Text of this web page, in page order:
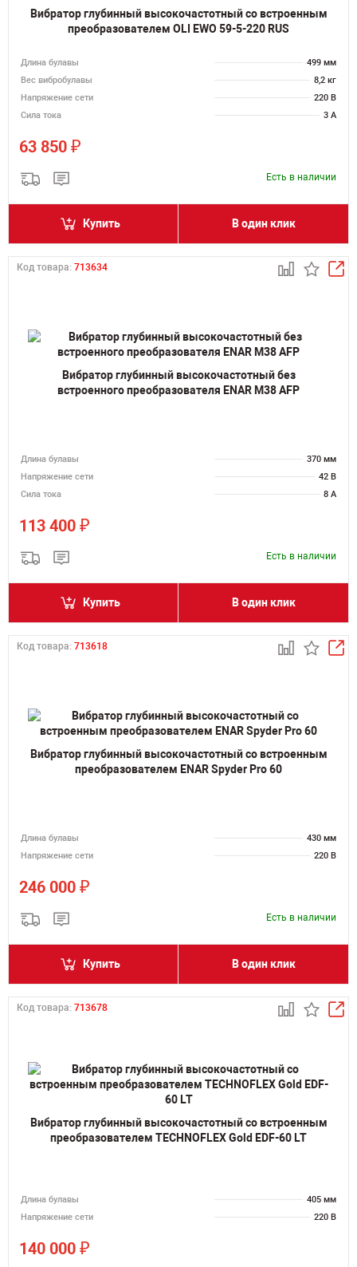
Вибратор глубинный высокочастотный со встроенным
преобразователем OLI EWO 59-5-220 RUS
Длина булавы
499 мм
Вес вибробулавы
8,2 кг
Напряжение сети
220 В
Сила тока
3 А
63 850 ₽
Есть в наличии
Купить В один клик
Код товара: 713634
Вибратор глубинный высокочастотный без
встроенного преобразователя ENAR M38 AFP
Длина булавы
370 мм
Напряжение сети
42 В
Сила тока
8 А
113 400 ₽
Есть в наличии
Купить В один клик
Код товара: 713618
Вибратор глубинный высокочастотный со встроенным
преобразователем ENAR Spyder Pro 60
Длина булавы
430 мм
Напряжение сети
220 В
246 000 ₽
Есть в наличии
Купить В один клик
Код товара: 713678
Вибратор глубинный высокочастотный со встроенным
преобразователем TECHNOFLEX Gold EDF-60 LT
Длина булавы
405 мм
Напряжение сети
220 В
140 000 ₽